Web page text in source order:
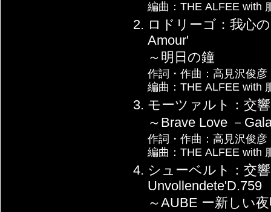
編曲：THE ALFEE with
ロドリーゴ：我心
Amour'
～明日の鐘
作詞・作曲：高見沢俊彦
編曲：THE ALFEE with
モーツァルト：交
～Brave Love －
作詞・作曲：高見沢俊彦
編曲：THE ALFEE with
シューベルト：交
Unvollendete'D.759
～AUBE ー新しい